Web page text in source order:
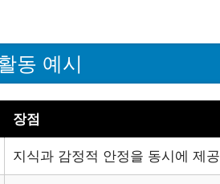
동 예시
장점
지식과 감정적 안정을 동시에 제공